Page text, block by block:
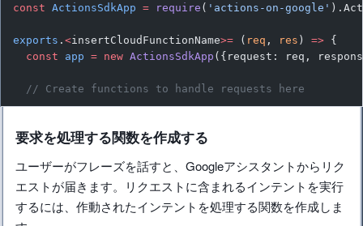
const ActionsSdkApp = require ( 'actions-on-google'
exports .<insertCloudFunctionName>= ( req , res ) => {
  const
app = new ActionsSdkApp ({request: req,
  // Create functions to handle requests here
要求を処理する関数を作成する
ユーザーがフレーズを話すと、Googleアシスタントからリク
エストが届きます。リクエストに含まれるインテントを実行
するには、作動されたインテントを処理する関数を作成しま